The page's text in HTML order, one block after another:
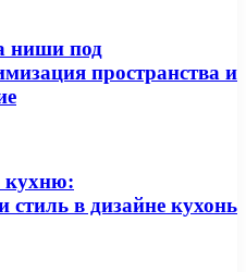
ниши под
пространства и
кухню:
стиль в дизайне кухонь